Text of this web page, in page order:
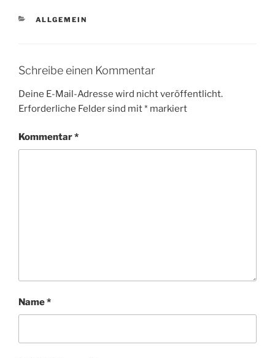
KATEGORIEN
ALLGEMEIN
Schreibe einen Kommentar
Deine E-Mail-Adresse wird nicht veröffentlicht.
Erforderliche Felder sind mit* markiert
Kommentar*
Name*